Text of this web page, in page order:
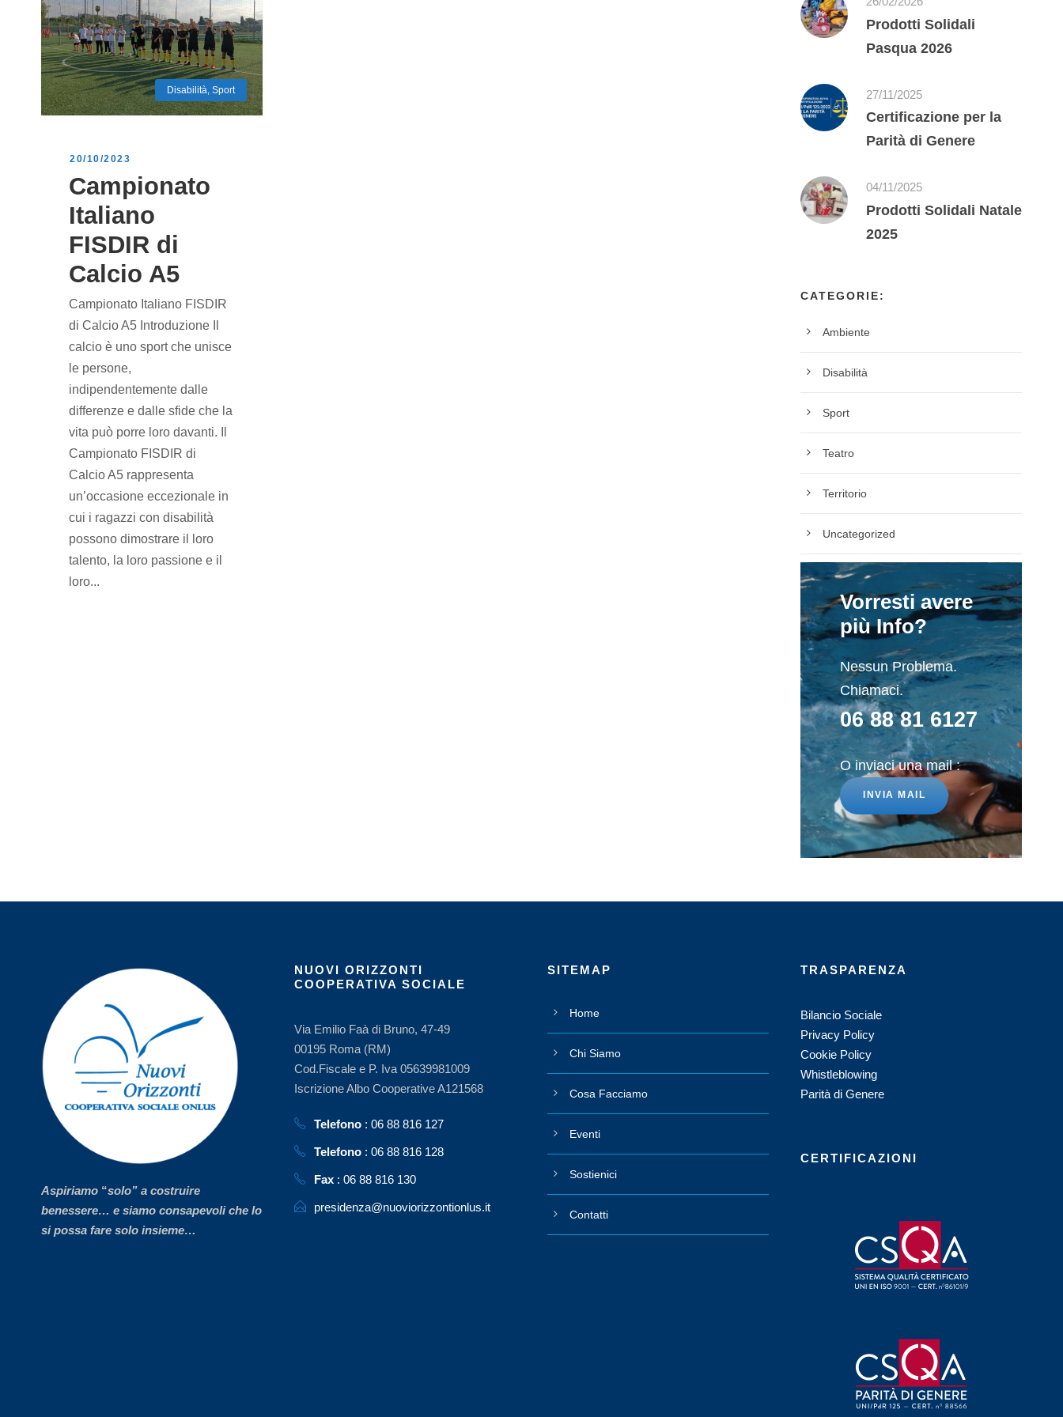
Disabilità, Sport
20/10/2023
Campionato
Italiano
FISDIR di
Calcio A5
Campionato Italiano FISDIR
di Calcio A5 Introduzione Il
calcio è uno sport che unisce
le persone,
indipendentemente dalle
differenze e dalle sfide che la
vita può porre loro davanti. Il
Campionato FISDIR di
Calcio A5 rappresenta
un’occasione eccezionale in
cui i ragazzi con disabilità
possono dimostrare il loro
talento, la loro passione e il
loro...
Prodotti Solidali
Pasqua 2026
27/11/2025
Certificazione per la
Parità di Genere
04/11/2025
Prodotti Solidali Natale
2025
CATEGORIE:
Ambiente
Disabilità
Sport
Teatro
Territorio
Uncategorized
Vorresti avere
più Info?
Nessun Problema.
Chiamaci.
06 88 81 6127
O inviaci una mail :
INVIA MAIL
Aspiriamo “solo” a costruire
benessere… e siamo consapevoli che lo
si possa fare solo insieme…
NUOVI ORIZZONTI
COOPERATIVA SOCIALE
Via Emilio Faà di Bruno, 47-49
00195 Roma (RM)
Cod.Fiscale e P. Iva 05639981009
Iscrizione Albo Cooperative A121568
Telefono : 06 88 816 127
Telefono : 06 88 816 128
Fax : 06 88 816 130
presidenza@nuoviorizzontionlus.it
SITEMAP
Home
Chi Siamo
Cosa Facciamo
Eventi
Sostienici
Contatti
TRASPARENZA
Bilancio Sociale
Privacy Policy
Cookie Policy
Whistleblowing
Parità di Genere
CERTIFICAZIONI